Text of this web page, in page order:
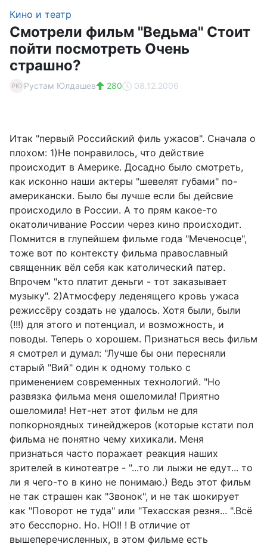
Кино и театр
Смотрели фильм "Ведьма" Стоит
пойти посмотреть Очень
страшно?
РЮ Рустам Юлдашев 280 08.12.2006
Итак "первый Российский филь ужасов". Сначала о
плохом: 1)Не понравилось, что действие
происходит в Америке. Досадно было смотреть,
как исконно наши актеры "шевелят губами" по-
американски. Было бы лучше если бы дейсвие
происходило в России. А то прям какое-то
окатоличивание России через кино происходит.
Помнится в глупейшем фильме года "Меченосце",
тоже вот по контексту фильма православный
священник вёл себя как католический патер.
Впрочем "кто платит деньги - тот заказывает
музыку". 2)Атмосферу леденящего кровь ужаса
режиссёру создать не удалось. Хотя были, были
(!!!) для этого и потенциал, и возможность, и
поводы. Теперь о хорошем. Признаться весь фильм
я смотрел и думал: "Лучше бы они пересняли
старый "Вий" один к одному только с
применением современных технологий. "Но
развязка фильма меня ошеломила! Приятно
ошеломила! Нет-нет этот фильм не для
попкорноядных тинейджеров (которые кстати пол
фильма не понятно чему хихикали. Меня
признаться часто поражает реакция наших
зрителей в кинотеатре - "...то ли лыжи не едут... то
ли я чего-то в кино не понимаю.) Ведь этот фильм
не так страшен как "Звонок", и не так шокирует
как "Поворот не туда" или "Техасская резня... ".Всё
это бесспорно. Но. НО!! ! В отличие от
вышеперечисленных, в этом фильме есть